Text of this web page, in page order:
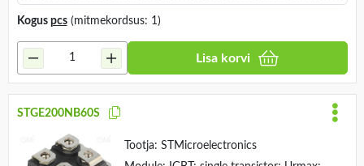
Kogus pcs(mitmekordsus: 1)
Lisa korvi
STGE200NB60S
Tootja: STMicroelectronics